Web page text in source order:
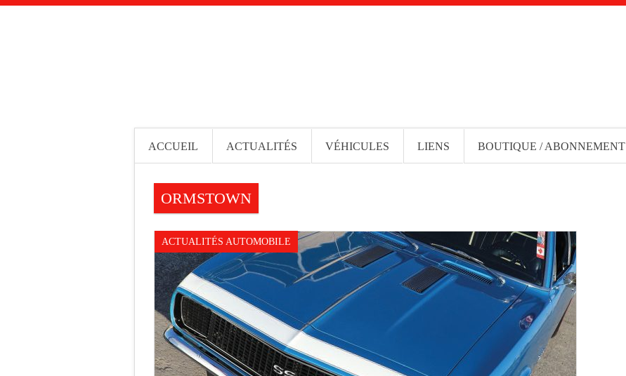
ACCUEIL ACTUALITÉS VÉHICULES LIENS BOUTIQUE / ABONNEMENT
ORMSTOWN
ACTUALITÉS AUTOMOBILE